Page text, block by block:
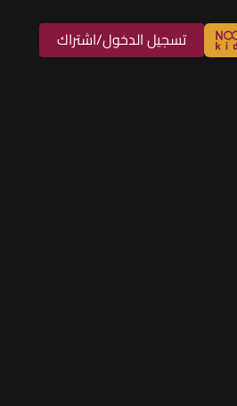
تسجيل الدخول/اشتراك